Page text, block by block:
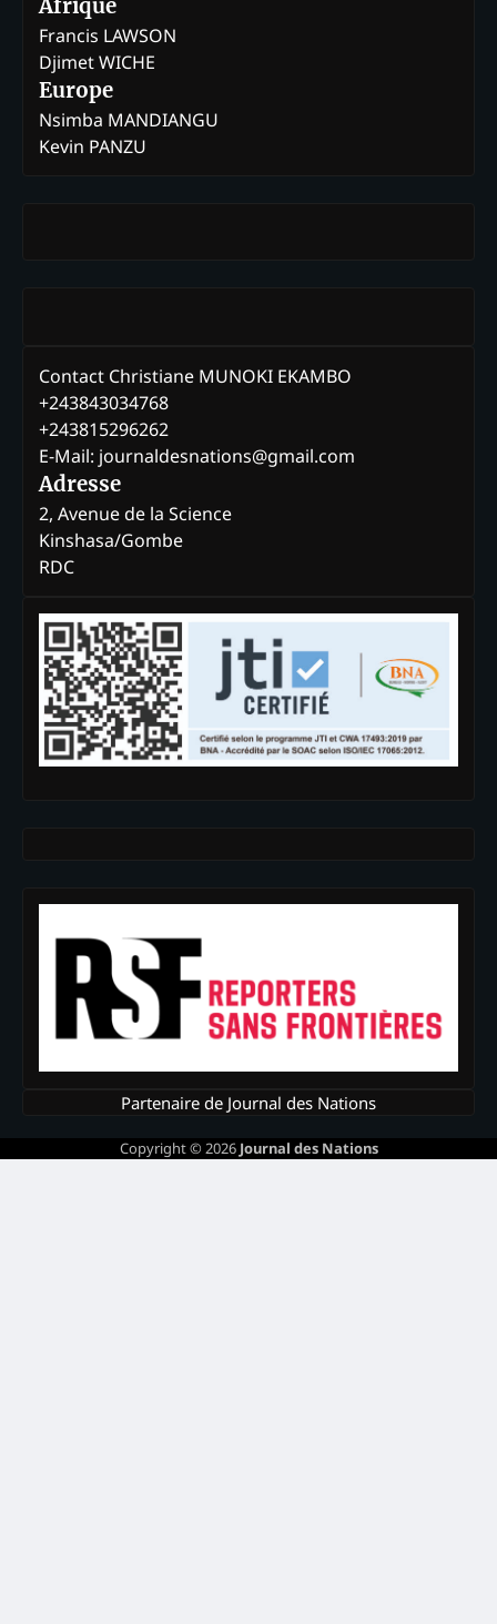
Afrique
Francis LAWSON
Djimet WICHE
Europe
Nsimba MANDIANGU
Kevin PANZU
Contact Christiane MUNOKI EKAMBO
+243843034768
+243815296262
E-Mail: journaldesnations@gmail.com
Adresse
2, Avenue de la Science
Kinshasa/Gombe
RDC
Partenaire de Journal des Nations
Copyright © 2026 Journal des Nations